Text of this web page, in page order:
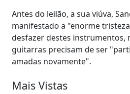
Antes do leilão, a sua viúva,
manifestado a "enorme
desfazer destes instrumentos,
guitarras precisam de ser
amadas novamente".
Mais Vistas